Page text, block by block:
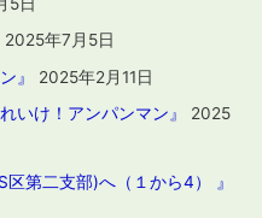
2025年7月5日
』
2025年2月11日
いけ！アンパンマン』
2025
第二支部)へ（１から4） 』